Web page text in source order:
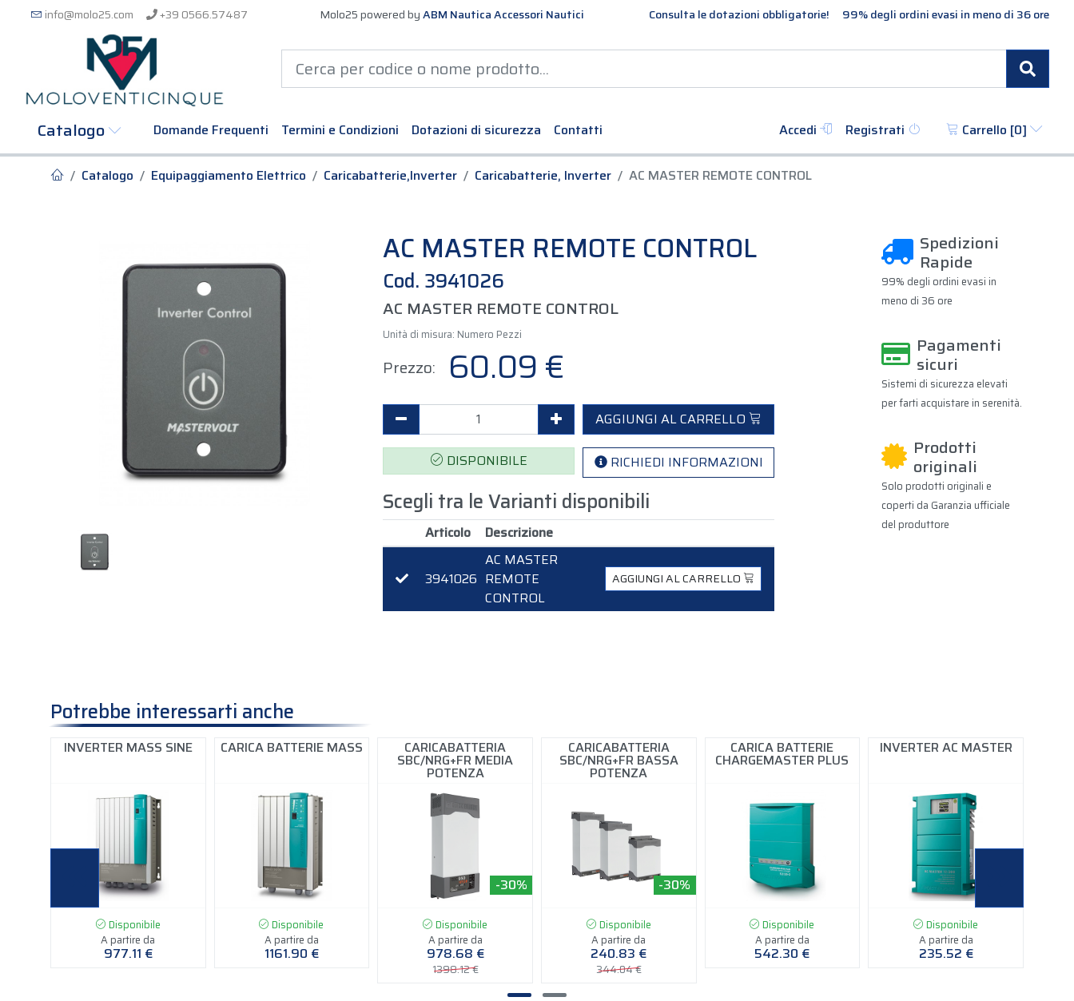
info@molo25.com +39 0566.57487 Molo25 powered byABM Nautica Accessori Nautici Consulta le dotazioni obbligatorie! 99% degli ordini evasi in meno di 36 ore
Catalogo Domande Frequenti Termini e Condizioni Dotazioni di sicurezza Contatti Accedi Registrati Carrello [0]
Catalogo Equipaggiamento Elettrico Caricabatterie,Inverter Caricabatterie, Inverter AC MASTER REMOTE CONTROL
AC MASTER REMOTE CONTROL
Cod. 3941026
AC MASTER REMOTE CONTROL
Unità di misura: Numero Pezzi
Prezzo: 60.09 €
Decrementa Quantità Incrementa Quantità
DISPONIBILE
AGGIUNGI AL CARRELLO
RICHIEDI INFORMAZIONI
Scegli tra le Varianti disponibili
Articolo Descrizione
3941026
AC MASTER
REMOTE
CONTROL
AGGIUNGI AL CARRELLO
Spedizioni
Rapide
99% degli ordini evasi in
meno di 36 ore
Pagamenti
sicuri
Sistemi di sicurezza elevati
per farti acquistare in serenità.
Prodotti
originali
Solo prodotti originali e
coperti da Garanzia ufficiale
del produttore
Potrebbe interessarti anche
INVERTER MASS SINE
Disponibile
A partire da
977.11 €
CARICA BATTERIE MASS
Disponibile
A partire da
1161.90 €
CARICABATTERIA
SBC/NRG+FR MEDIA
POTENZA
-30%
Disponibile
A partire da
978.68 €
1398.12 €
CARICABATTERIA
SBC/NRG+FR BASSA
POTENZA
-30%
Disponibile
A partire da
240.83 €
344.04 €
CARICA BATTERIE
CHARGEMASTER PLUS
Disponibile
A partire da
542.30 €
INVERTER AC MASTER
Disponibile
A partire da
235.52 €